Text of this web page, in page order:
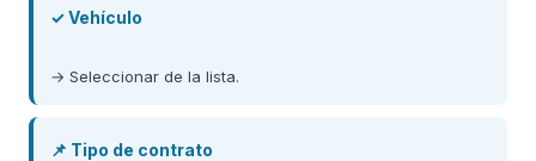
✓ Vehículo
→ Seleccionar de la lista.
📌 Tipo de contrato